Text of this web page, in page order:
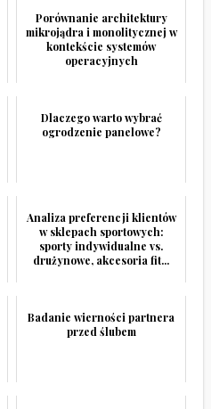
Porównanie architektury
mikrojądra i monolitycznej w
kontekście systemów
operacyjnych
Dlaczego warto wybrać
ogrodzenie panelowe?
Analiza preferencji klientów
w sklepach sportowych:
sporty indywidualne vs.
drużynowe, akcesoria fit...
Badanie wierności partnera
przed ślubem